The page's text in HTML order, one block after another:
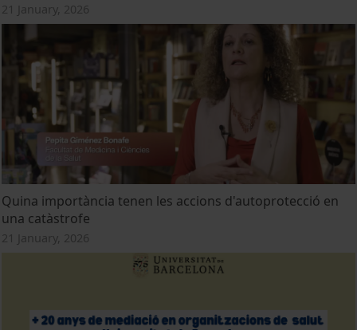
21 January, 2026
Quina importància tenen les accions d'autoprotecció en
una catàstrofe
21 January, 2026